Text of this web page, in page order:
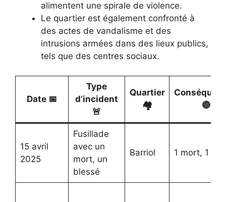
alimentent une spirale de violence.
Le quartier est également confronté à
des actes de vandalisme et des
intrusions armées dans des lieux publics,
tels que des centres sociaux.
Date 📅
Type
d’incident
🚨
Quartier
🏘️
🔴
15 avril
2025
Fusillade
avec un
mort, un
blessé
Barriol 1 mort, 1